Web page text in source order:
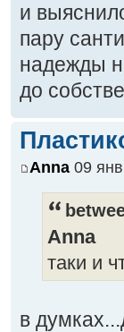
и
пару
надежды
до
Anna 09
Anna
таки и
в